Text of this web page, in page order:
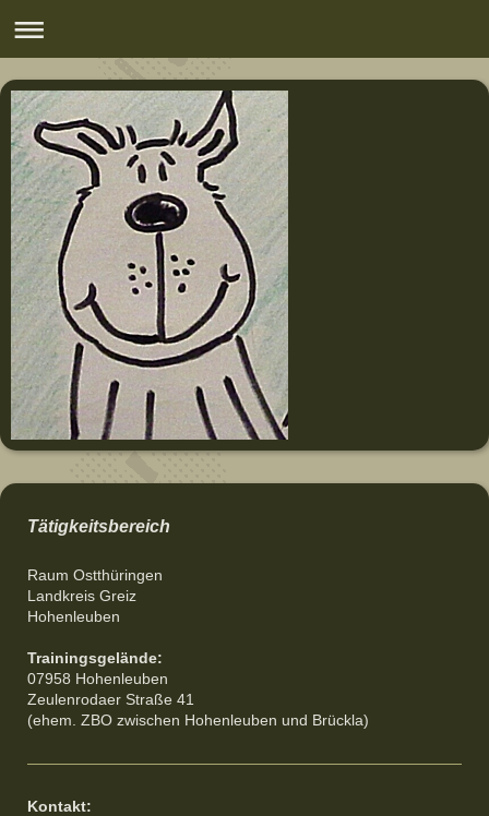
Tätigkeitsbereich
Raum Ostthüringen
Landkreis Greiz
Hohenleuben
Trainingsgelände:
07958 Hohenleuben
Zeulenrodaer Straße 41
(ehem. ZBO zwischen Hohenleuben und Brückla)
Kontakt: